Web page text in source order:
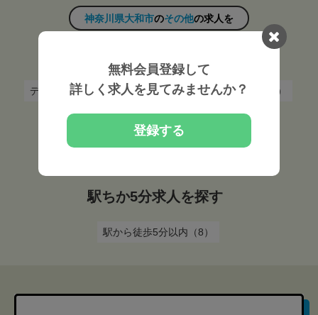
神奈川県大和市のその他の求人を
デイサービス事業所（2） 施術所（13）
その他（1）
有料老人ホーム（1）
駅ちか5分求人を探す
駅から徒歩5分以内（8）
無料会員登録して
詳しく求人を見てみませんか？
登録する